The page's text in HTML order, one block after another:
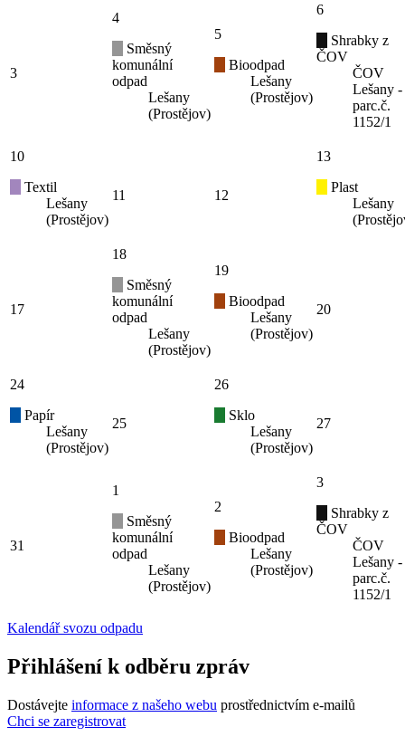
3
4
Směsný
komunální
odpad
Lešany
(Prostějov)
5
Bioodpad
Lešany
(Prostějov)
6
Shrabky z
ČOV
ČOV
Lešany -
parc.č.
1152/1
10
Textil
Lešany
(Prostějov)
11 12
13
Plast
Lešany
17
18
Směsný
komunální
odpad
Lešany
(Prostějov)
19
Bioodpad
Lešany
(Prostějov)
20
24
Papír
Lešany
(Prostějov)
25
26
Sklo
Lešany
(Prostějov)
27
31
1
Směsný
komunální
odpad
Lešany
(Prostějov)
2
Bioodpad
Lešany
(Prostějov)
3
Shrabky z
ČOV
ČOV
Lešany -
parc.č.
1152/1
Kalendář svozu odpadu
Přihlášení k odběru zpráv
Dostávejte informace z našeho webu prostřednictvím e-mailů
Chci se zaregistrovat